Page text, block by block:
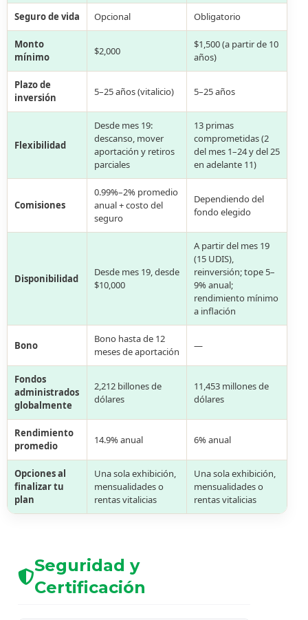
Seguro de vida Opcional Obligatorio
Monto
mínimo
$2,000
$1,500 (a partir de 10
años)
Plazo de
inversión
5–25 años (vitalicio) 5–25 años
Flexibilidad
Desde mes 19:
descanso, mover
aportación y retiros
parciales
13 primas
comprometidas (2
del mes 1–24 y del 25
en adelante 11)
Comisiones
0.99%–2% promedio
anual + costo del
seguro
Dependiendo del
fondo elegido
Disponibilidad
Desde mes 19, desde
$10,000
A partir del mes 19
(15 UDIS),
reinversión; tope 5–
9% anual;
rendimiento mínimo
a inflación
Bono
Bono hasta de 12
meses de aportación
—
Fondos
administrados
globalmente
2,212 billones de
dólares
11,453 millones de
dólares
Rendimiento
promedio
14.9% anual 6% anual
Opciones al
finalizar tu
plan
Una sola exhibición,
mensualidades o
rentas vitalicias
Una sola exhibición,
mensualidades o
rentas vitalicias
Seguridad y
Certificación